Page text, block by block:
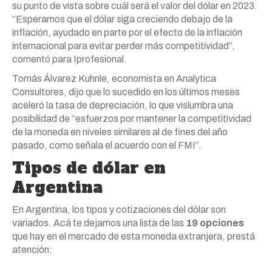
su punto de vista sobre cuál será el valor del dólar en 2023.
“Esperamos que el dólar siga creciendo debajo de la
inflación, ayudado en parte por el efecto de la inflación
internacional para evitar perder más competitividad”,
comentó para Iprofesional.
Tomás Álvarez Kuhnle, economista en Analytica
Consultores, dijo que lo sucedido en los últimos meses
aceleró la tasa de depreciación, lo que vislumbra una
posibilidad de “esfuerzos por mantener la competitividad
de la moneda en niveles similares al de fines del año
pasado, como señala el acuerdo con el FMI”.
Tipos de dólar en
Argentina
En Argentina, los tipos y cotizaciones del dólar son
variados. Acá te dejamos una lista de las 19 opciones
que hay en el mercado de esta moneda extranjera, prestá
atención: